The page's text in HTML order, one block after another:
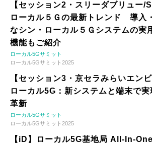
【セッション2・スリーダブリュー/
ローカル５Ｇの最新トレンド 導入
なシン・ローカル５Ｇシステムの実
機能もご紹介
ローカル5Gサミット
ローカル5Gサミット2025
【セッション3・京セラみらいエン
ローカル5G：新システムと端末で
革新
ローカル5Gサミット
ローカル5Gサミット2025
【iD】ローカル5G基地局 All-In-